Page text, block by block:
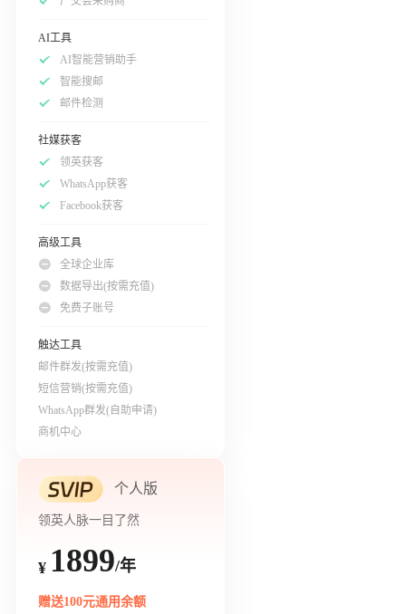
AI工具
AI智能营销助手
智能搜邮
邮件检测
社媒获客
领英获客
WhatsApp获客
Facebook获客
高级工具
全球企业库
数据导出(按需充值)
免费子账号
触达工具
邮件群发(按需充值)
短信营销(按需充值)
WhatsApp群发(自助申请)
商机中心
个人版
领英人脉一目了然
¥ 1899/年
赠送100元通用余额